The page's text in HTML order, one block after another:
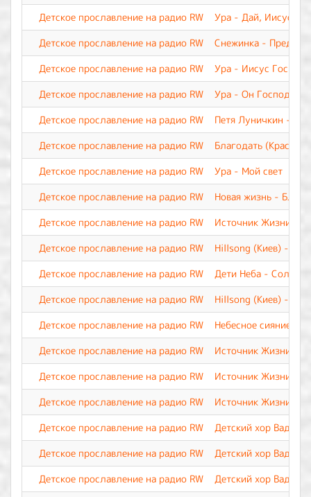
Детское прославление на радио RW
Ура - Дай, Иисус,
Детское прославление на радио RW
Снежинка -
Детское прославление на радио RW
Ура - Иисус Господь
Детское прославление на радио RW
Ура - Он Господь.
Детское прославление на радио RW
Петя Луничкин -
Детское прославление на радио RW
Благодать
Детское прославление на радио RW
Ура - Мой свет
Детское прославление на радио RW
Новая жизнь -
Детское прославление на радио RW
Источник Жизни -
Детское прославление на радио RW
Hillsong (Киев) -
Детское прославление на радио RW
Дети Неба - Солнце
Детское прославление на радио RW
Hillsong (Киев) - Бог
Детское прославление на радио RW
Небесное сияние-
Детское прославление на радио RW
Источник Жизни -
Детское прославление на радио RW
Источник Жизни -
Детское прославление на радио RW
Источник Жизни -
Детское прославление на радио RW
Детский хор Вадима
Детское прославление на радио RW
Детский хор Вадима
Детское прославление на радио RW
Детский хор